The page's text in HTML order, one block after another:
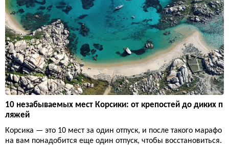
10 незабываемых мест Корсики: от крепостей до диких п
ляжей
Корсика — это 10 мест за один отпуск, и после такого марафо
на вам понадобится еще один отпуск, чтобы восстановиться.